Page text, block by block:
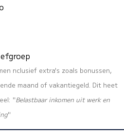
nclusief extra's zoals bonussen,
maand of vakantiegeld. Dit heet
"Belastbaar inkomen uit werk en
"